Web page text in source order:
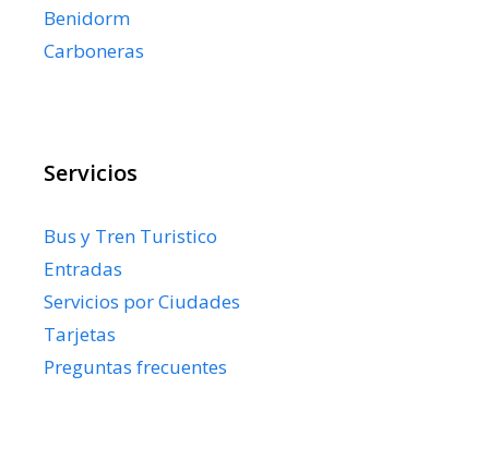
Benidorm
Carboneras
Servicios
Bus y Tren Turistico
Entradas
Servicios por Ciudades
Tarjetas
Preguntas frecuentes